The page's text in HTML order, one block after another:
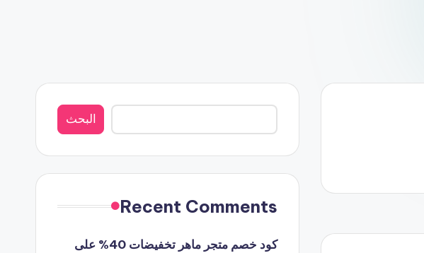
البحث
البحث
Recent Comments
كود خصم متجر ماهر تخفيضات 40% على